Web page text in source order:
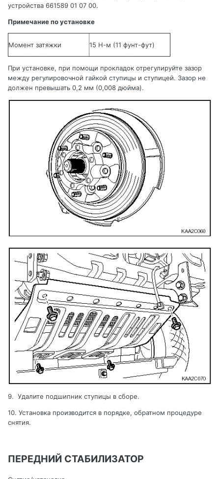
устройства 661589 01 07 00.
Примечание по установке
Момент затяжки 15 Н-м (11 фунт-фут)
При установке, при помощи прокладок отрегулируйте зазор
между регулировочной гайкой ступицы и ступицей. Зазор не
должен превышать 0,2 мм (0,008 дюйма).
9. Удалите подшипник ступицы в сборе.
10. Установка производится в порядке, обратном процедуре
снятия.
ПЕРЕДНИЙ СТАБИЛИЗАТОР